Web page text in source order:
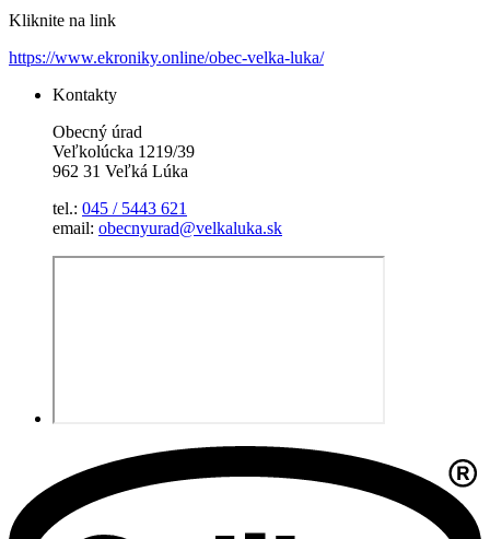
Kliknite na link
https://www.ekroniky.online/obec-velka-luka/
Kontakty
Obecný úrad
Veľkolúcka 1219/39
962 31 Veľká Lúka
tel.: 045 / 5443 621
email: obecnyurad@velkaluka.sk